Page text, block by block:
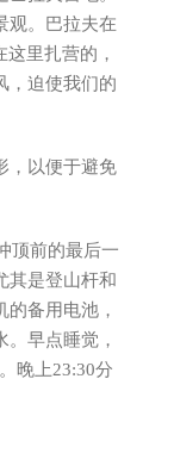
观。巴拉夫在
里扎营的，
，迫使我们的
，以便于避免
顶前的最后一
其是登山杆和
备用电池，
早点睡觉，
晚上23:30分